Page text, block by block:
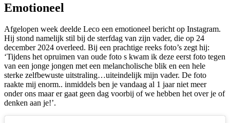
Emotioneel
Afgelopen week deelde Leco een emotioneel bericht op Instagram.
Hij stond namelijk stil bij de sterfdag van zijn vader, die op 24
december 2024 overleed. Bij een prachtige reeks foto’s zegt hij:
‘Tijdens het opruimen van oude foto s kwam ik deze eerst foto tegen
van een jonge jongen met een melancholische blik en een hele
sterke zelfbewuste uitstraling…uiteindelijk mijn vader. De foto
raakte mij enorm.. inmiddels ben je vandaag al 1 jaar niet meer
onder ons maar er gaat geen dag voorbij of we hebben het over je of
denken aan je!’.